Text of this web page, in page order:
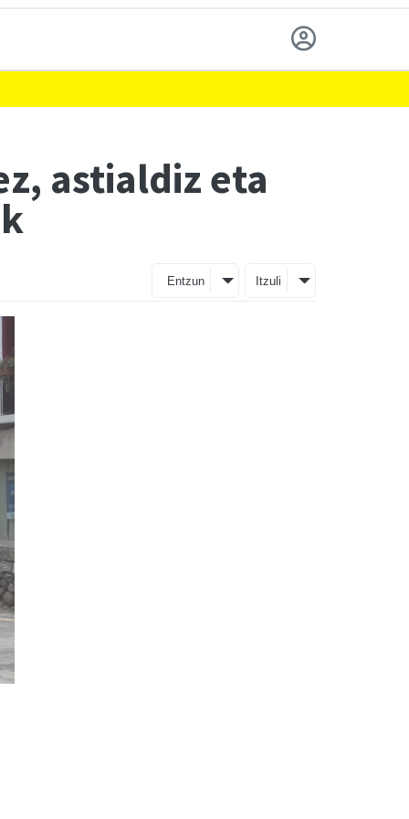
astialdiz eta
Entzun Itzuli